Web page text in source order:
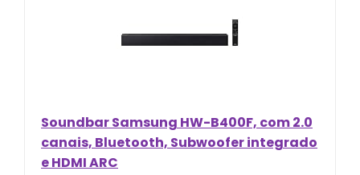
Soundbar Samsung HW-B400F, com 2.0
canais, Bluetooth, Subwoofer integrado
e HDMI ARC